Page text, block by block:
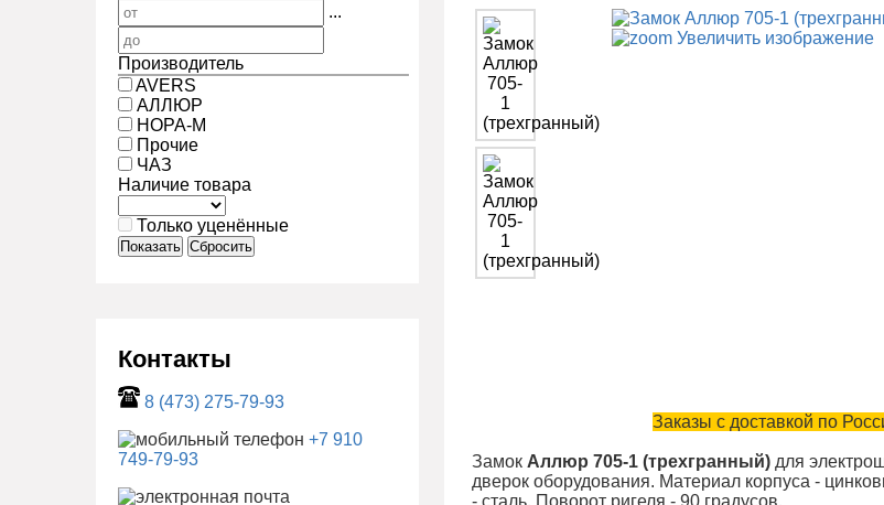
...
Производитель
AVERS
АЛЛЮР
НОРА-М
Прочие
ЧАЗ
Наличие товара
Только уценённые
Показать Сбросить
Контакты
8 (473) 275-79-93
+7 910
749-79-93
Увеличить изображение
Заказы с доставкой по
Замок Аллюр 705-1 (трехгранный) для
дверок оборудования. Материал корпуса -
- сталь. Поворот ригеля - 90 градусов.